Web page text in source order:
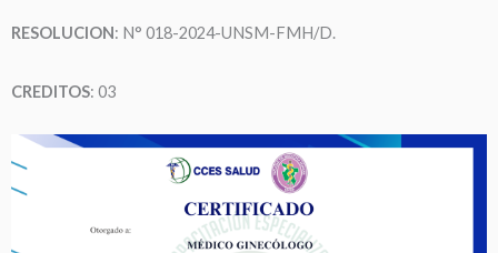
RESOLUCION: N° 018-2024-UNSM-FMH/D.
CREDITOS: 03